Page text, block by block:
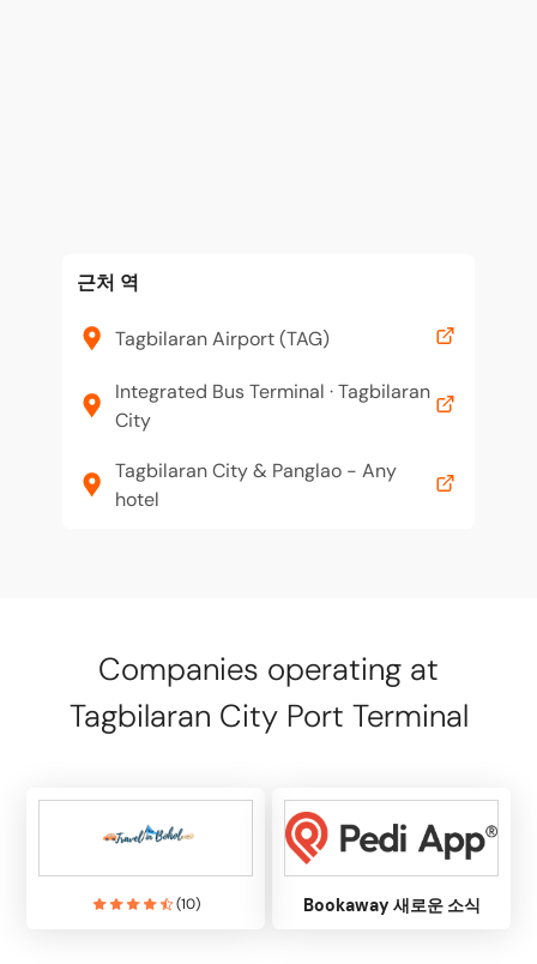
근처 역
Tagbilaran Airport (TAG)
Integrated Bus Terminal · Tagbilaran
City
Tagbilaran City & Panglao - Any
hotel
Companies operating at
Tagbilaran City Port Terminal
(10) Bookaway 새로운 소식